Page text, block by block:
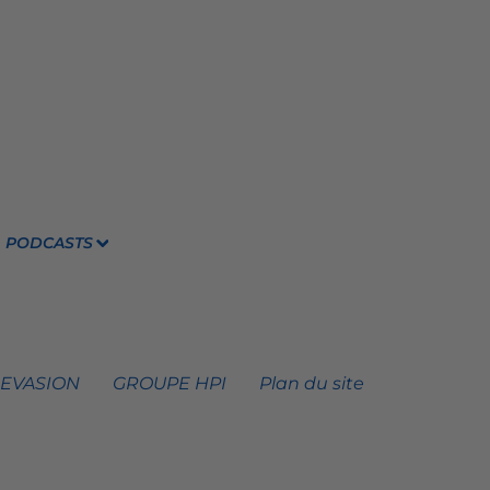
PODCASTS
GROUPE HPI Plan du site